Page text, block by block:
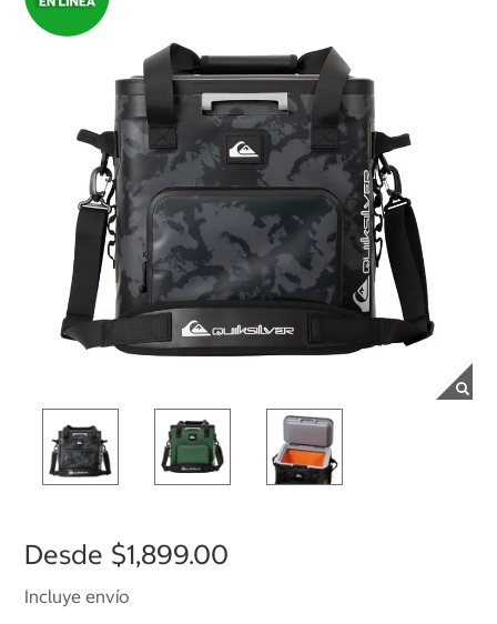
Desde $1,899.00
Incluye envío